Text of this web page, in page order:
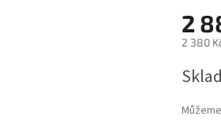
2
2 380
cena: